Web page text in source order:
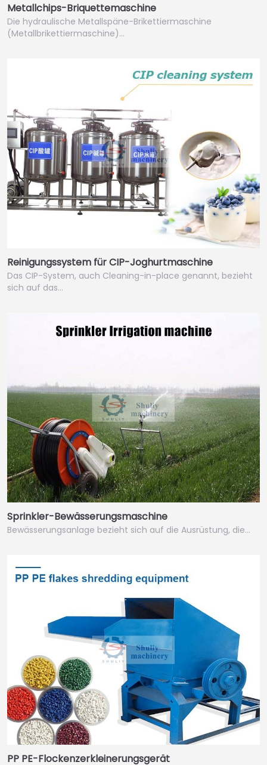
Metallchips-Briquettemaschine
Die hydraulische Metallspäne-Brikettiermaschine
(Metallbrikettiermaschine)…
Reinigungssystem für CIP-Joghurtmaschine
Das CIP-System, auch Cleaning-in-place genannt, bezieht
sich auf das…
Sprinkler-Bewässerungsmaschine
Bewässerungsanlage bezieht sich auf die Ausrüstung, die…
PP PE-Flockenzerkleinerungsgerät